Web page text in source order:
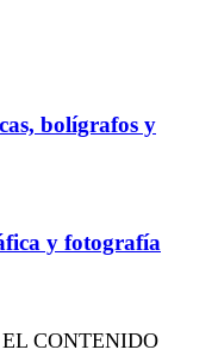
bolígrafos y
y fotografía
CONTENIDO